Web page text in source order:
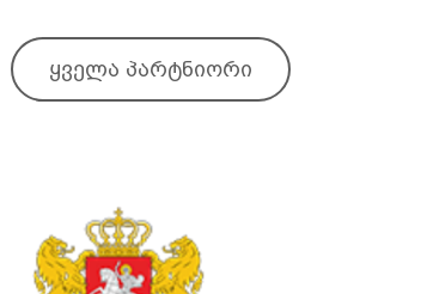
ყველა პარტნიორი